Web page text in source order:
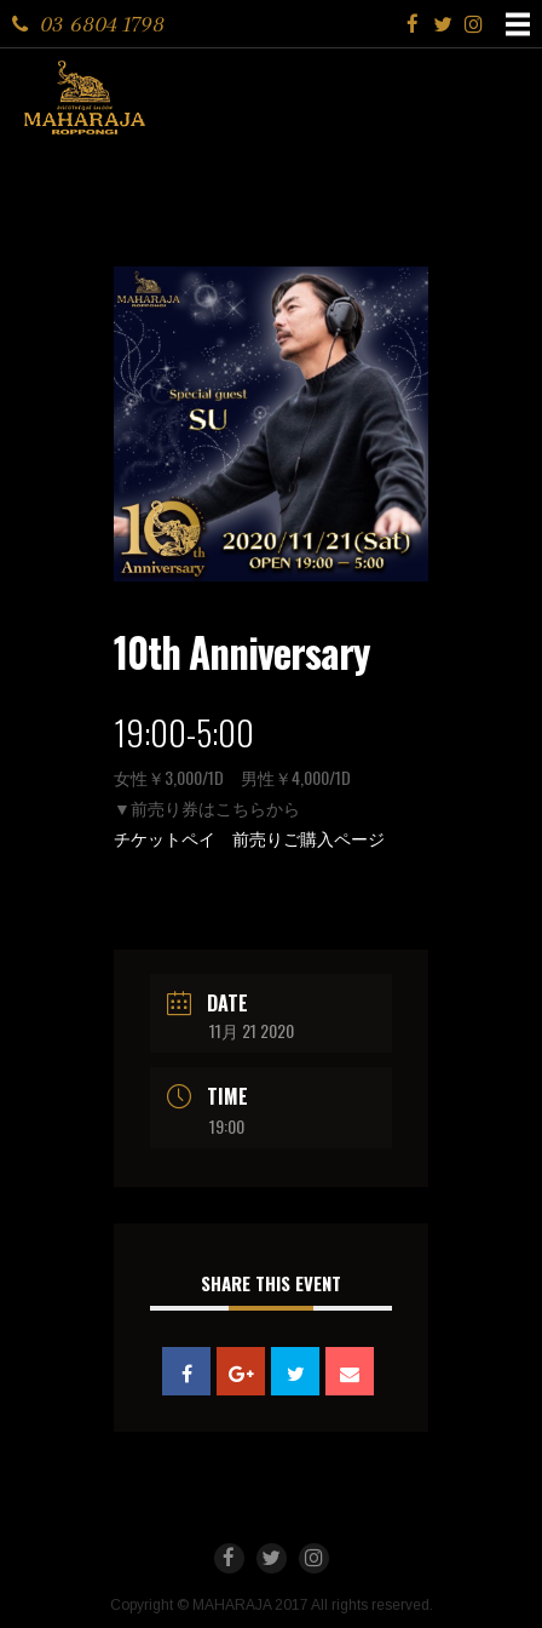
03 6804 1798
10th Anniversary
19:00-5:00
女性￥3,000/1D 男性￥4,000/1D
▼前売り券はこちらから
チケットペイ 前売りご購入ページ
DATE
11月 21 2020
TIME
19:00
SHARE THIS EVENT
Copyright © MAHARAJA 2017 All rights reserved.